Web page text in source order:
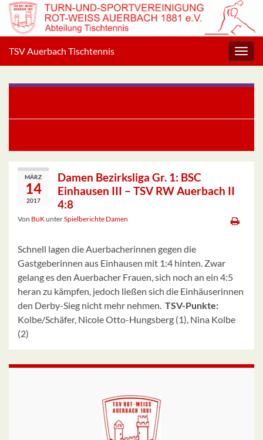
TSV Auerbach Tischtennis
MÄRZ
14
2017
Damen Bezirksliga Gr. 1: BSC
Einhausen III – TSV RW Auerbach II
4:8
Von BuKunterSpielberichte Damen
Schnell lagen die Auerbacherinnen gegen die
Gastgeberinnen aus Einhausen mit 1:4 hinten. Zwar
gelang es den Auerbacher Frauen, sich noch an ein 4:5
heran zu kämpfen, jedoch ließen sich die Einhäuserinnen
den Derby-Sieg nicht mehr nehmen. TSV-Punkte:
Kolbe/Schäfer, Nicole Otto-Hungsberg (1), Nina Kolbe
(2)